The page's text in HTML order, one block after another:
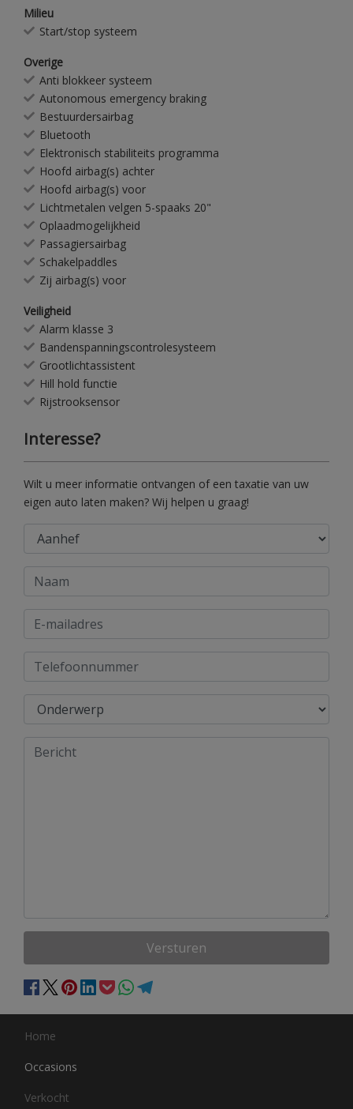
Milieu
Start/stop systeem
Overige
Anti blokkeer systeem
Autonomous emergency braking
Bestuurdersairbag
Bluetooth
Elektronisch stabiliteits programma
Hoofd airbag(s) achter
Hoofd airbag(s) voor
Lichtmetalen velgen 5-spaaks 20"
Oplaadmogelijkheid
Passagiersairbag
Schakelpaddles
Zij airbag(s) voor
Veiligheid
Alarm klasse 3
Bandenspanningscontrolesysteem
Grootlichtassistent
Hill hold functie
Rijstrooksensor
Interesse?
Wilt u meer informatie ontvangen of een taxatie van uw
eigen auto laten maken? Wij helpen u graag!
Versturen
Home
Occasions
Verkocht